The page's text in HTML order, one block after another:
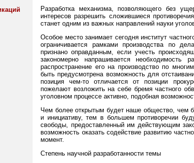
Разработка механизма, позволяющего без
интересов разрешить сложившиеся
станет одним из важных направлений науки
Особое место занимает сегодня институт
ограничивается рамками производства по
признано оправданным, если учесть
закономерно напрашивается необходимость
распространение его на производство по
быть предусмотрена возможность для
позиция чем-то отличается от позиции
пожелают возложить на себе бремя частного
уголовном процессе активно, подобная
Чем более открытым будет наше общество, чем
и инициативу, тем в большем противоречии
свободы, предоставленный им действующим
возможность оказать содействие развитию
момент.
Степень научной разработанности темы